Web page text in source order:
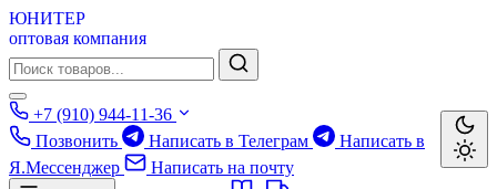
ЮНИТЕР
оптовая компания
+7 (910) 944-11-36
Позвонить
Написать в Телеграм
Написать в
Я.Мессенджер
Написать на почту